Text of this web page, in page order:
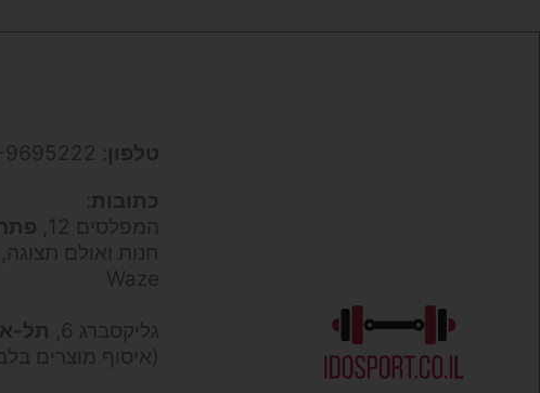
טלפון: 050-9695222
כתובות:
המפלסים 12,
חנות ואולם
Waze
גליקסברג 6,
תל-
(איסוף מוצרים